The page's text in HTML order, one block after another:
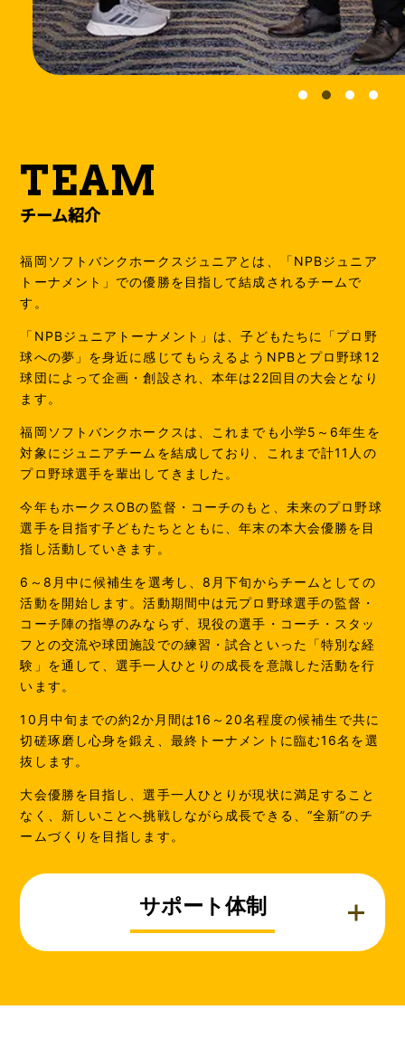
TEAM
チーム紹介
福岡ソフトバンクホークスジュニアとは、「NPBジュニア
トーナメント」での優勝を目指して結成されるチームで
す。
「NPBジュニアトーナメント」は、子どもたちに「プロ野
球への夢」を身近に感じてもらえるようNPBとプロ野球12
球団によって企画・創設され、本年は22回目の大会となり
ます。
福岡ソフトバンクホークスは、これまでも小学5～6年生を
対象にジュニアチームを結成しており、これまで計11人の
プロ野球選手を輩出してきました。
今年もホークスOBの監督・コーチのもと、未来のプロ野球
選手を目指す子どもたちとともに、年末の本大会優勝を目
指し活動していきます。
6～8月中に候補生を選考し、8月下旬からチームとしての
活動を開始します。活動期間中は元プロ野球選手の監督・
コーチ陣の指導のみならず、現役の選手・コーチ・スタッ
フとの交流や球団施設での練習・試合といった「特別な経
験」を通して、選手一人ひとりの成長を意識した活動を行
います。
10月中旬までの約2か月間は16～20名程度の候補生で共に
切磋琢磨し心身を鍛え、最終トーナメントに臨む16名を選
抜します。
大会優勝を目指し、選手一人ひとりが現状に満足すること
なく、新しいことへ挑戦しながら成長できる、“全新”のチ
ームづくりを目指します。
サポート体制